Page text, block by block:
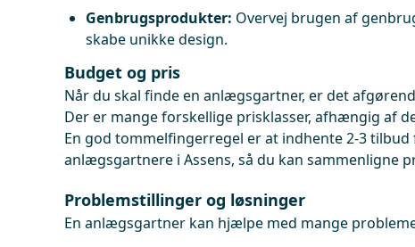
Genbrugsprodukter: Overvej brugen af
skabe unikke design.
Budget og pris
Når du skal finde en anlægsgartner, er det
Der er mange forskellige prisklasser, afhængig af
En god tommelfingerregel er at indhente 2-3
anlægsgartnere i Assens, så du kan sammenligne
Problemstillinger og løsninger
En anlægsgartner kan hjælpe med mange